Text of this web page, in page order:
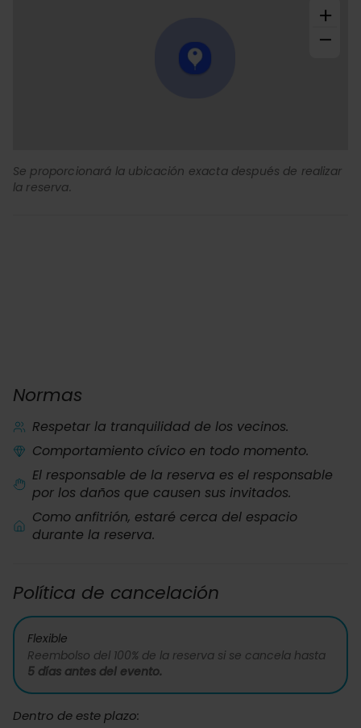
+
−
Se proporcionará la ubicación exacta después de realizar
la reserva.
Normas
Respetar la tranquilidad de los vecinos.
Comportamiento cívico en todo momento.
El responsable de la reserva es el responsable
por los daños que causen sus invitados.
Como anfitrión, estaré cerca del espacio
durante la reserva.
Política de cancelación
Flexible
Reembolso del 100% de la reserva si se cancela hasta
5 días antes del evento.
Dentro de este plazo: